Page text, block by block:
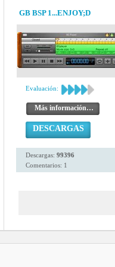
GB BSP 1...ENJOY;D
Evaluación:
Más información…
DESCARGAS
Descargas: 99396
Comentarios: 1